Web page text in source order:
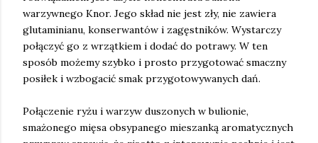
warzywnego Knor. Jego skład nie jest zły, nie zawiera
glutaminianu, konserwantów i zagęstników. Wystarczy
połączyć go z wrzątkiem i dodać do potrawy. W ten
sposób możemy szybko i prosto przygotować smaczny
posiłek i wzbogacić smak przygotowywanych dań.
Połączenie ryżu i warzyw duszonych w bulionie,
smażonego mięsa obsypanego mieszanką aromatycznych